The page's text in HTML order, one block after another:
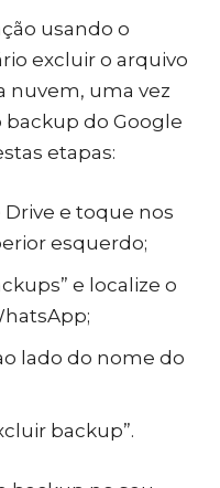
usando o
excluir o arquivo
nuvem, uma vez
do Google
etapas:
Drive e toque nos
esquerdo;
e localize o
lado do nome do
backup”.